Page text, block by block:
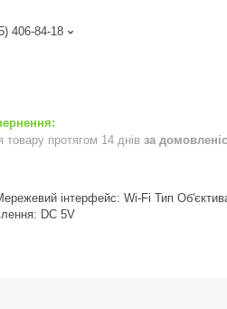
406-84-18
товару протягом 14 днів за
інтерфейс: Wi-Fi Тип
DC 5V